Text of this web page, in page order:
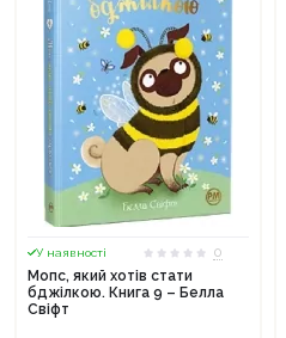
У наявності
0
Мопс, який хотів стати
бджілкою. Книга 9 – Белла
Свіфт